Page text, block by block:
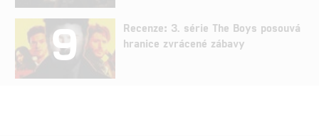
9
Recenze: 3. série The Boys posouvá
hranice zvrácené zábavy